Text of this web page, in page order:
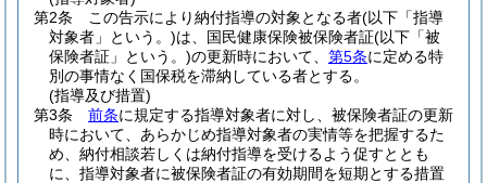
第2条
この告示により納付指導の対象となる者(以下「指導
対象者」という。)は、国民健康保険被保険者証(以下「被
保険者証」という。)の更新時において、 第5条に定める特
別の事情なく国保税を滞納している者とする。
(指導及び措置)
第3条
前条に規定する指導対象者に対し、被保険者証の更新
時において、あらかじめ指導対象者の実情等を把握するた
め、納付相談若しくは納付指導を受けるよう促すととも
に、指導対象者に被保険者証の有効期間を短期とする措置